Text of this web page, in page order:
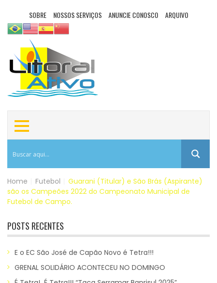
SOBRE NOSSOS SERVIÇOS ANUNCIE CONOSCO ARQUIVO
Home Futebol
Guarani (Titular) e São Brás (Aspirante)
são os Campeões 2022 do Campeonato Municipal de
Futebol de Campo.
POSTS RECENTES
E o EC São José de Capão Novo é Tetra!!!
GRENAL SOLIDÁRIO ACONTECEU NO DOMINGO